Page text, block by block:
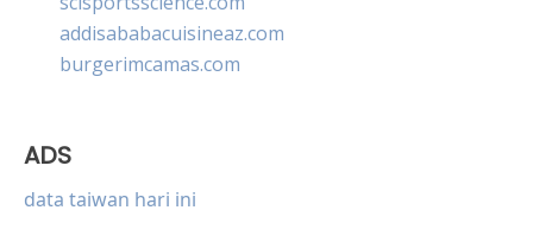
addisababacuisineaz.com
burgerimcamas.com
ADS
data taiwan hari ini